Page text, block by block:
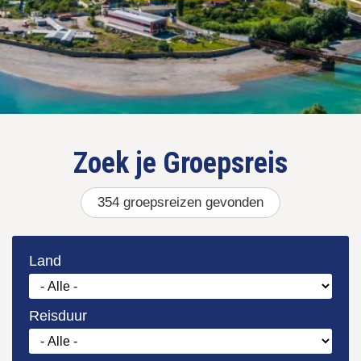
Zoek je
354 gevonden
Land
Reisduur